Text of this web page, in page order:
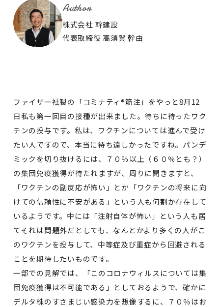
Author
株式会社 幹建設
代表取締役 高須賀 幹由
ファイザー社製の「コミナティ®筋注」をやっと8月12
日私も第一回目の接種が出来ました。待ちに待ったワク
チンの投与です。私は、ワクチンについては進んで受け
たい人ですので、本当に待ち遠しかったですね。パンデ
ミックを切り抜けるには、７０％以上（６０％とも？）
の集団免疫獲得が待たれますが、周りに聞きますと、
「ワクチンの副反応が怖い」とか「ワクチンの将来に向
けての信頼性に不安がある」という人も何割か存在して
いるようです。中には「注射自体が怖い」という人も居
てそれは問題外だとしても、なんとかより多くの人がこ
のワクチンを投与して、中等症及び重症から回避される
ことを期待したいものです。
一部での見解では、「このコロナウィルスについては集
団免疫獲得は不可能である」としておるようで、確かに
デルタ株のすさまじい感染力を想像するに、７０％はお